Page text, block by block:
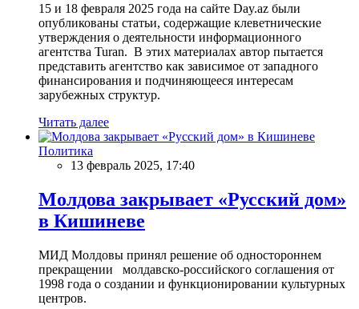
15 и 18 февраля 2025 года на сайте Day.az были
опубликованы статьи, содержащие клеветнические
утверждения о деятельности информационного
агентства Turan. В этих материалах автор пытается
представить агентство как зависимое от западного
финансирования и подчиняющееся интересам
зарубежных структур.
Читать далее
Политика
13 февраль 2025, 17:40
Молдова закрывает «Русский дом»
в Кишиневе
МИД Молдовы принял решение об одностороннем
прекращении молдавско-российского соглашения от
1998 года о создании и функционировании культурных
центров.